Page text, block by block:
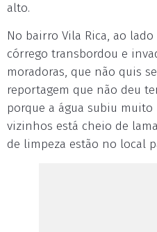
alto.
No bairro Vila Rica, ao
córrego transbordou e
moradoras, que não quis
reportagem que não deu
porque a água subiu muito
vizinhos está cheio de
de limpeza estão no local